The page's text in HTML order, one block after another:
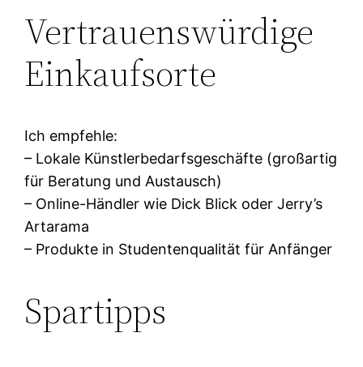
Vertrauenswürdige
Einkaufsorte
Ich empfehle:
– Lokale Künstlerbedarfsgeschäfte (großartig
für Beratung und Austausch)
– Online-Händler wie Dick Blick oder Jerry’s
Artarama
– Produkte in Studentenqualität für Anfänger
Spartipps